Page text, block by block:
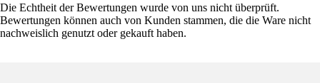
Die Echtheit der Bewertungen wurde von uns nicht überprüft.
Bewertungen können auch von Kunden stammen, die die Ware nicht
nachweislich genutzt oder gekauft haben.